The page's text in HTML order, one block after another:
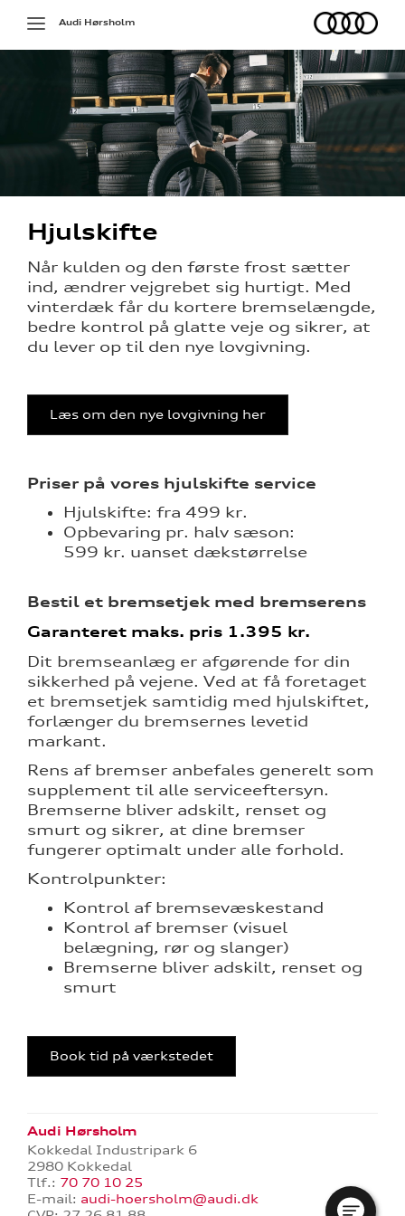
værkstedet
services
5 år?
til
Toggle
navigation
Audi
Audi Hørsholm
Hjulskifte
Når kulden og den første frost sætter
ind, ændrer vejgrebet sig hurtigt. Med
vinterdæk får du kortere bremselængde,
bedre kontrol på glatte veje og sikrer, at
du lever op til den nye lovgivning.
Læs om den nye lovgivning her
Priser på vores hjulskifte service
Hjulskifte: fra 499 kr.
Opbevaring pr. halv sæson:
599 kr. uanset dækstørrelse
Bestil et bremsetjek med bremserens
Garanteret maks. pris 1.395 kr.
Dit bremseanlæg er afgørende for din
sikkerhed på vejene. Ved at få foretaget
et bremsetjek samtidig med hjulskiftet,
forlænger du bremsernes levetid
markant.
Rens af bremser anbefales generelt som
supplement til alle serviceeftersyn.
Bremserne bliver adskilt, renset og
smurt og sikrer, at dine bremser
fungerer optimalt under alle forhold.
Kontrolpunkter:
Kontrol af bremsevæskestand
Kontrol af bremser (visuel
belægning, rør og slanger)
Bremserne bliver adskilt, renset og
smurt
Book tid på værkstedet
Audi Hørsholm
Kokkedal Industripark 6
2980 Kokkedal
Tlf.: 70 70 10 25
E-mail: audi-hoersholm@audi.dk